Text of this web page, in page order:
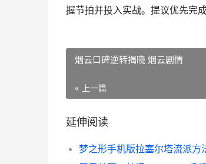
握节拍并投入实战。提议优先完
烟云口碑逆转揭晓 烟云剧情
« 上一篇
延伸阅读